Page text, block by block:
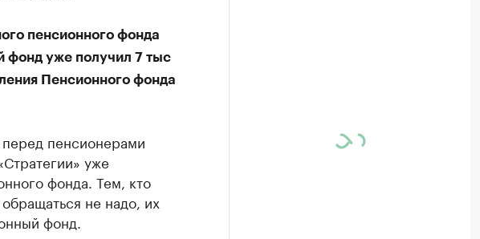
пенсионного фонда
фонд уже получил 7 тыс
Пенсионного фонда
пенсионерами
уже
фонда. Тем, кто
не надо, их
фонд.